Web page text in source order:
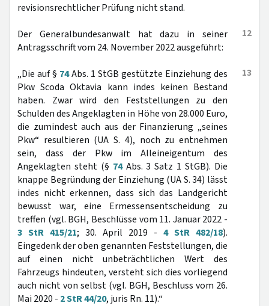
revisionsrechtlicher Prüfung nicht stand.
12
Der Generalbundesanwalt hat dazu in seiner
Antragsschrift vom 24. November 2022 ausgeführt:
13
„Die auf § 74Abs. 1 StGB gestützte Einziehung des
Pkw Scoda Oktavia kann indes keinen Bestand
haben. Zwar wird den Feststellungen zu den
Schulden des Angeklagten in Höhe von 28.000 Euro,
die zumindest auch aus der Finanzierung „seines
Pkw“ resultieren (UA S. 4), noch zu entnehmen
sein, dass der Pkw im Alleineigentum des
Angeklagten steht (§ 74Abs. 3 Satz 1 StGB). Die
knappe Begründung der Einziehung (UA S. 34) lässt
indes nicht erkennen, dass sich das Landgericht
bewusst war, eine Ermessensentscheidung zu
treffen (vgl. BGH, Beschlüsse vom 11. Januar 2022 -
3 StR 415/21; 30. April 2019 - 4 StR 482/18).
Eingedenk der oben genannten Feststellungen, die
auf einen nicht unbeträchtlichen Wert des
Fahrzeugs hindeuten, versteht sich dies vorliegend
auch nicht von selbst (vgl. BGH, Beschluss vom 26.
Mai 2020 - 2 StR 44/20, juris Rn. 11).“